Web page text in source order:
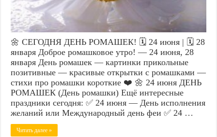
🌼 СЕГОДНЯ ДЕНЬ РОМАШЕК! 🗓️ 24 июня | 🗓️ 28
января Доброе ромашковое утро! — 24 июня, 28
января День ромашек — картинки прикольные
позитивные — красивые открытки с ромашками —
стихи про ромашки короткие ❤️ 🌼 24 июня ДЕНЬ
РОМАШЕК (День ромашки) Ещё интересные
праздники сегодня: ✅ 24 июня — День исполнения
желаний или Международный день феи ✅ 24 …
Читать далее »